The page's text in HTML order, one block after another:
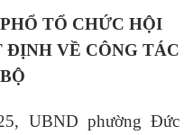
TỔ CHỨC HỘI
ĐỊNH VỀ CÔNG TÁC
UBND phường Đức